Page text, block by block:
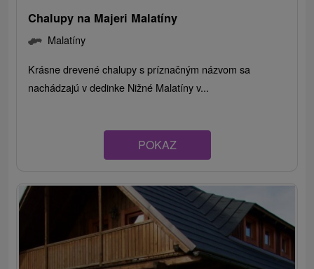
Chalupy na Majeri Malatíny
Malatíny
Krásne drevené chalupy s príznačným názvom sa
nachádzajú v dedinke Nižné Malatíny v...
POKAZ